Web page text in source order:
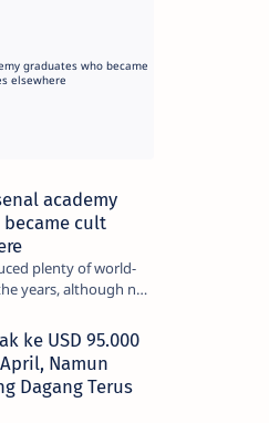
academy
cult
plenty of world-
years, although not
grade at the
Tony Ada…
ke USD 95.000
Namun
Dagang Terus